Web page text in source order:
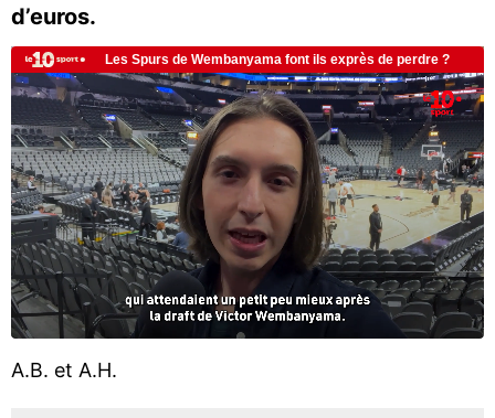
d’euros.
A.B. et A.H.